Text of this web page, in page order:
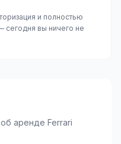
и полностью
сегодня вы ничего не
аренде Ferrari